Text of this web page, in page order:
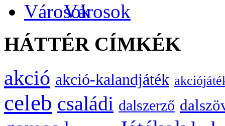
Városok
HÁTTÉR CÍMKÉK
akció akció-kalandjáték
celeb családi dalszerző